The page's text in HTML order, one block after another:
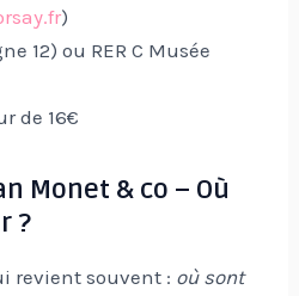
)
12) ou RER C Musée
de 16€
Monet & co – Où
?
revient souvent : où sont